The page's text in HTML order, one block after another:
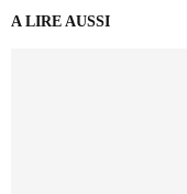
A LIRE AUSSI